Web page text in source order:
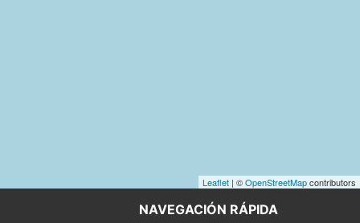
Leaflet | ©OpenStreetMapcontributors
NAVEGACIÓN RÁPIDA